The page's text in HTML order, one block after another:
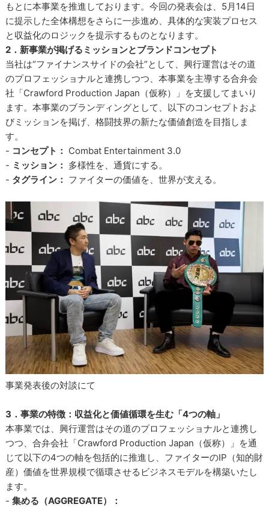
もとに本事業を推進しております。今回の発表会は、5月14日
に提示した全体構想をさらに一歩進め、具体的な実装プロセス
と収益化のロジックを提示するものとなります。
2．新事業が掲げるミッションとブランドコンセプト
当社は“ファイナンスサイドの会社”として、興行運営はその道
のプロフェッショナルと連携しつつ、本事業を主導する合弁会
社「Crawford Production Japan（仮称）」を支援してまいり
ます。本事業のブランディングとして、以下のコンセプトおよ
びミッションを掲げ、格闘技界の新たな価値創造を目指しま
す。
- コンセプト： Combat Entertainment 3.0
- ミッション： 多様性を、通貨にする。
- タグライン： ファイターの価値を、世界が支える。
事業発表後の対談にて
3．事業の特徴：収益化と価値循環を生む「4つの軸」
本事業では、興行運営はその道のプロフェッショナルと連携し
つつ、合弁会社「Crawford Production Japan（仮称）」を通
じて以下の4つの軸を包括的に推進し、ファイターのIP（知的財
産）価値を世界規模で循環させるビジネスモデルを構築いたし
ます。
-集める（AGGREGATE）：